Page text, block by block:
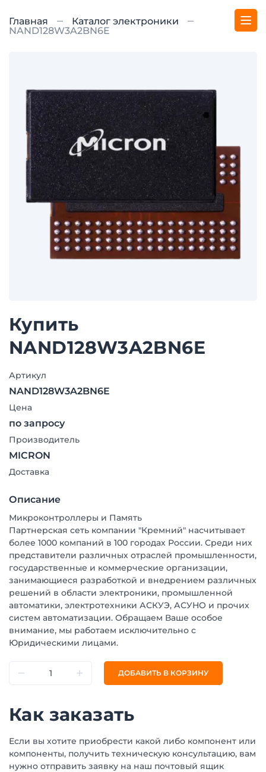
Главная
Каталог электроники
NAND128W3A2BN6E
Купить
NAND128W3A2BN6E
Артикул
NAND128W3A2BN6E
Цена
по запросу
Производитель
MICRON
Доставка
Описание
Микроконтроллеры и Память
Партнерская сеть компании "Кремний" насчитывает
более 1000 компаний в 100 городах России. Среди них
представители различных отраслей промышленности,
государственные и коммерческие организации,
занимающиеся разработкой и внедрением различных
решений в области электроники, промышленной
автоматики, электротехники АСКУЭ, АСУНО и прочих
систем автоматизации. Обращаем Ваше особое
внимание, мы работаем исключительно с
Юридическими лицами.
ДОБАВИТЬ В КОРЗИНУ
Как заказать
Если вы хотите приобрести какой либо компонент или
компоненты, получить техническую консультацию, вам
нужно отправить заявку на наш почтовый ящик